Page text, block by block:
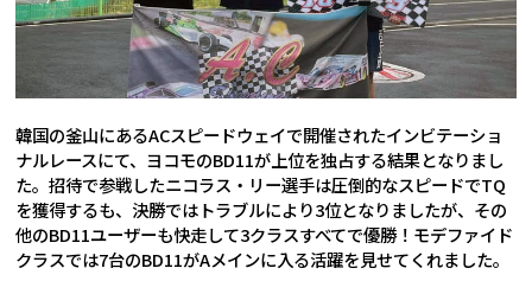
韓国の釜山にあるACスピードウェイで開催されたインビテーショ
ナルレースにて、ヨコモのBD11が上位を独占する結果となりまし
た。招待で参戦したニコラス・リー選手は圧倒的なスピードでTQ
を獲得するも、決勝ではトラブルにより3位となりましたが、その
他のBD11ユーザーも快走して3クラスすべてで優勝！モデファイド
クラスでは7台のBD11がAメインに入る活躍を見せてくれました。